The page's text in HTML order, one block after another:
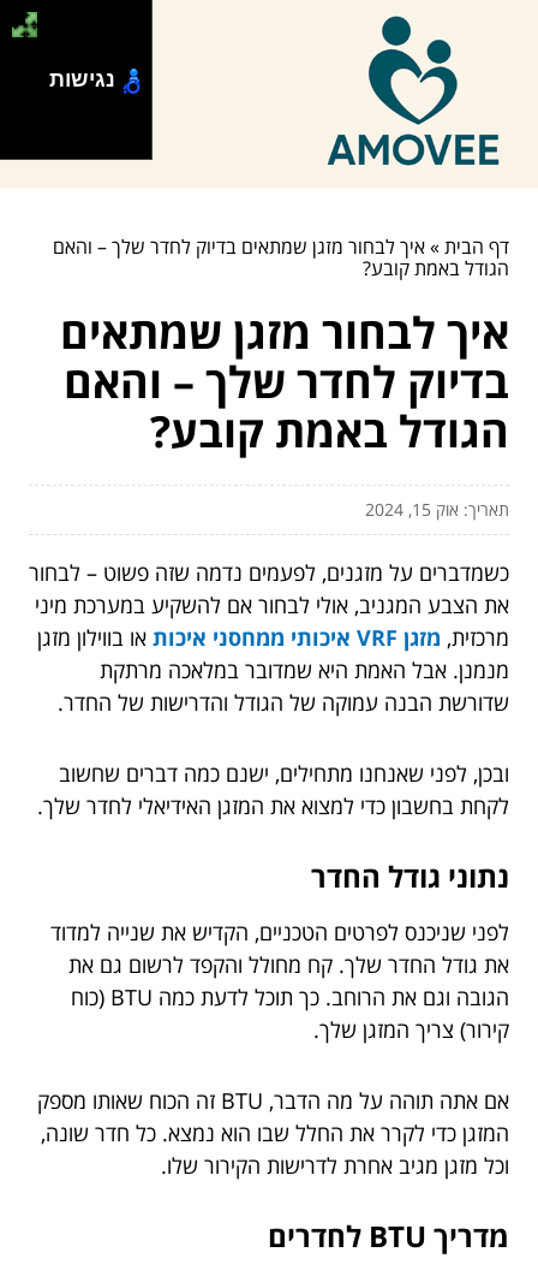
דף הבית»איך לבחור מזגן שמתאים בדיוק לחדר שלך – והאם
הגודל באמת קובע?
איך לבחור מזגן שמתאים
בדיוק לחדר שלך – והאם
הגודל באמת קובע?
תאריך: אוק 15, 2024
כשמדברים על מזגנים, לפעמים נדמה שזה פשוט – לבחור
את הצבע המגניב, אולי לבחור אם להשקיע במערכת מיני
מרכזית, מזגן VRF איכותי ממחסני איכות
או בווילון מזגן
מנמנן. אבל האמת היא שמדובר במלאכה מרתקת
שדורשת הבנה עמוקה של הגודל והדרישות של החדר.
ובכן, לפני שאנחנו מתחילים, ישנם כמה דברים שחשוב
לקחת בחשבון כדי למצוא את המזגן האידיאלי לחדר שלך.
נתוני גודל החדר
לפני שניכנס לפרטים הטכניים, הקדיש את שנייה למדוד
את גודל החדר שלך. קח מחולל והקפד לרשום גם את
הגובה וגם את הרוחב. כך תוכל לדעת כמה BTU (כוח
קירור) צריך המזגן שלך.
אם אתה תוהה על מה הדבר, BTU זה הכוח שאותו מספק
המזגן כדי לקרר את החלל שבו הוא נמצא. כל חדר שונה,
וכל מזגן מגיב אחרת לדרישות הקירור שלו.
מדריך BTU לחדרים
נגישות